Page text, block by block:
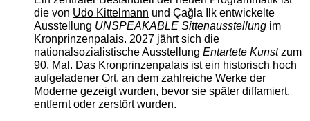
die von Udo Kittelmann und Çağla Ilk entwickelte
Ausstellung UNSPEAKABLE Sittenausstellungim
Kronprinzenpalais. 2027 jährt sich die
nationalsozialistische Ausstellung Entartete Kunstzum
90. Mal. Das Kronprinzenpalais ist ein historisch hoch
aufgeladener Ort, an dem zahlreiche Werke der
Moderne gezeigt wurden, bevor sie später diffamiert,
entfernt oder zerstört wurden.